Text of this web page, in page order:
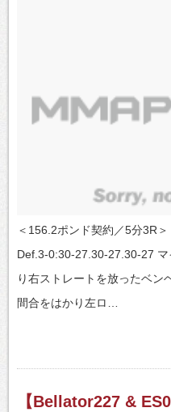
＜156.2ポンド契約／5分3R
Def.3-0:30-27.30-27.30-27
り右ストレートを放ったベン
間合をはかり左ロ…
【Bellator227 &